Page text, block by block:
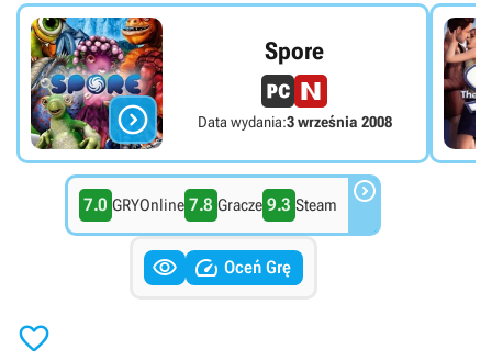

Spore
Data wydania:3 września 2008
7.0 GRYOnline 7.8 Gracze 9.3 Steam 
  Oceń Grę
